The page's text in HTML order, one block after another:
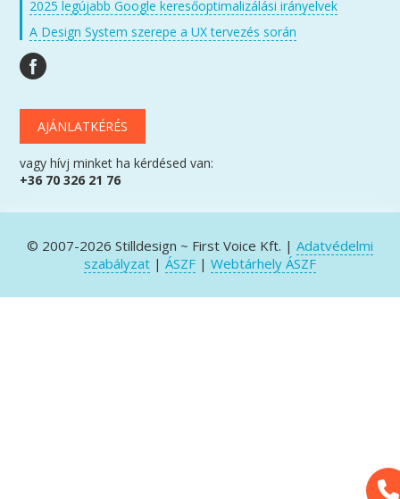
2025 legújabb Google keresőoptimalizálási irányelvek
A Design System szerepe a UX tervezés során
AJÁNLATKÉRÉS
vagy hívj minket ha kérdésed van:
+36 70 326 21 76
© 2007-2026 Stilldesign ~ First Voice Kft. | Adatvédelmi
szabályzat | ÁSZF | Webtárhely ÁSZF